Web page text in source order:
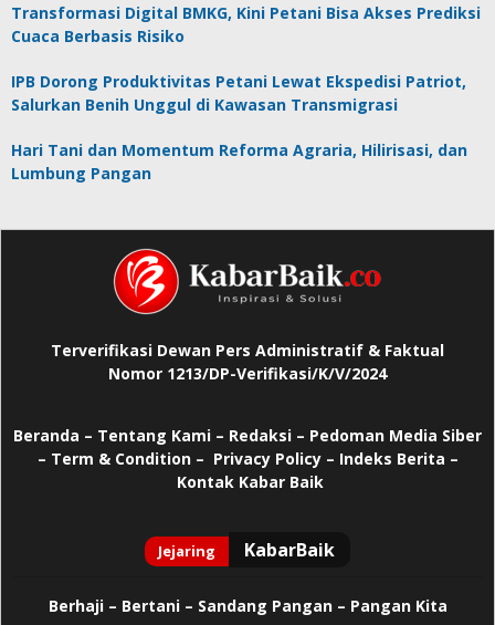
Transformasi Digital BMKG, Kini Petani Bisa Akses Prediksi
Cuaca Berbasis Risiko
IPB Dorong Produktivitas Petani Lewat Ekspedisi Patriot,
Salurkan Benih Unggul di Kawasan Transmigrasi
Hari Tani dan Momentum Reforma Agraria, Hilirisasi, dan
Lumbung Pangan
Terverifikasi Dewan Pers Administratif & Faktual
Nomor 1213/DP-Verifikasi/K/V/2024
Beranda – Tentang Kami – Redaksi – Pedoman Media Siber
– Term & Condition – Privacy Policy– Indeks Berita –
Kontak Kabar Baik
Berhaji– Bertani – Sandang Pangan – Pangan Kita